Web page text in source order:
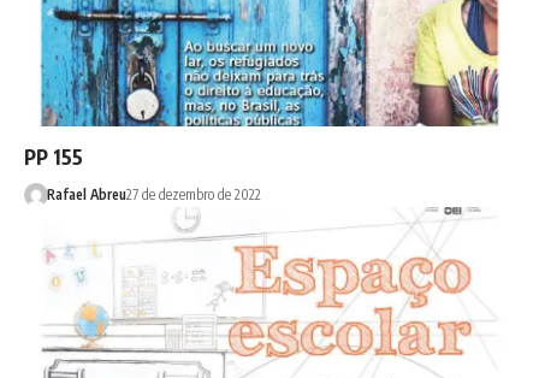
PP 155
Rafael Abreu27 de dezembro de 2022